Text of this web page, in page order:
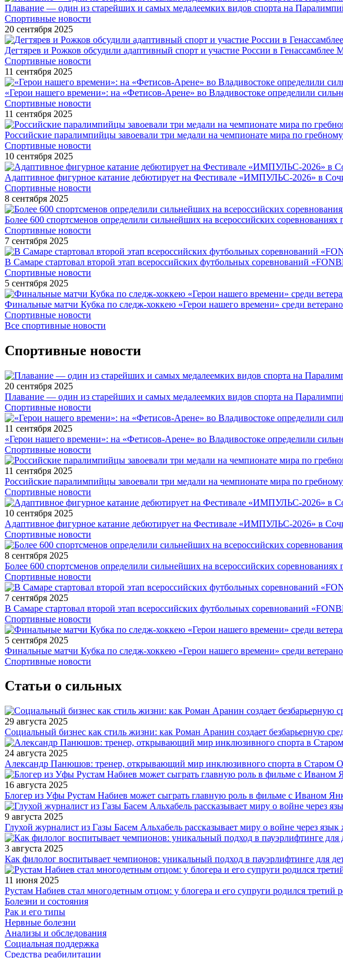
Плавание — один из старейших и самых медалеемких видов спорта на
Спортивные новости
20 сентября 2025
Дегтярев и Рожков обсудили адаптивный спорт и участие России в
Спортивные новости
11 сентября 2025
«Герои нашего времени»: на «Фетисов-Арене» во Владивостоке определили
Спортивные новости
11 сентября 2025
Российские паралимпийцы завоевали три медали на чемпионате мира по
Спортивные новости
10 сентября 2025
Адаптивное фигурное катание дебютирует на Фестивале «ИМПУЛЬС-2026» в
Спортивные новости
8 сентября 2025
Более 600 спортсменов определили сильнейших на всероссийских
Спортивные новости
7 сентября 2025
В Самаре стартовал второй этап всероссийских футбольных соревнований
Спортивные новости
5 сентября 2025
Финальные матчи Кубка по следж-хоккею «Герои нашего времени» среди
Спортивные новости
Все спортивные новости
Спортивные новости
20 сентября 2025
Плавание — один из старейших и самых медалеемких видов спорта на
Спортивные новости
11 сентября 2025
«Герои нашего времени»: на «Фетисов-Арене» во Владивостоке определили
Спортивные новости
11 сентября 2025
Российские паралимпийцы завоевали три медали на чемпионате мира по
Спортивные новости
10 сентября 2025
Адаптивное фигурное катание дебютирует на Фестивале «ИМПУЛЬС-2026» в
Спортивные новости
8 сентября 2025
Более 600 спортсменов определили сильнейших на всероссийских
Спортивные новости
7 сентября 2025
В Самаре стартовал второй этап всероссийских футбольных соревнований
Спортивные новости
5 сентября 2025
Финальные матчи Кубка по следж-хоккею «Герои нашего времени» среди
Спортивные новости
Статьи о сильных
29 августа 2025
Социальный бизнес как стиль жизни: как Роман Аранин создает безбарьерную
24 августа 2025
Александр Панюшов: тренер, открывающий мир инклюзивного спорта в Старом
16 августа 2025
Блогер из Уфы Рустам Набиев может сыграть главную роль в фильме с Иваном
9 августа 2025
Глухой журналист из Газы Басем Альхабель рассказывает миру о войне через язык
3 августа 2025
Как филолог воспитывает чемпионов: уникальный подход в пауэрлифтинге для
11 июня 2025
Рустам Набиев стал многодетным отцом: у блогера и его супруги родился третий
Болезни и состояния
Рак и его типы
Нервные болезни
Анализы и обследования
Социальная поддержка
Средства реабилитации